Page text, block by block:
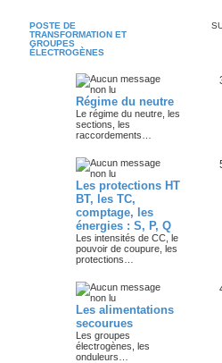
POSTE DE
TRANSFORMATION ET
GROUPES
ÉLECTROGÈNES
Régime du neutre
Le régime du neutre, les
sections, les
raccordements…
Les protections HT
BT, les TC,
comptage, les
énergies : S, P, Q
Les intensités de CC, le
pouvoir de coupure, les
protections…
Les alimentations
secourues
Les groupes
électrogènes, les
onduleurs…